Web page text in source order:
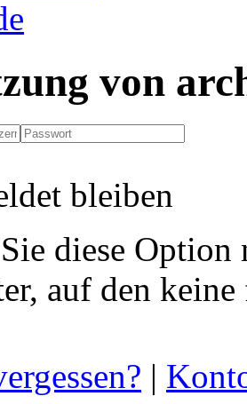
von
bleiben
diese
auf den
|